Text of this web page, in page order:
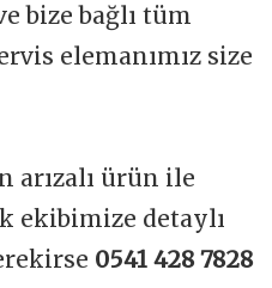
bize bağlı tüm
elemanımız size
arızalı ürün ile
ekibimize detaylı
0541 428 7828